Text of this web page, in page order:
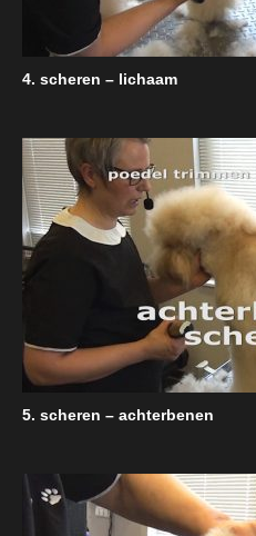
4. scheren – lichaam
5. scheren – achterbenen